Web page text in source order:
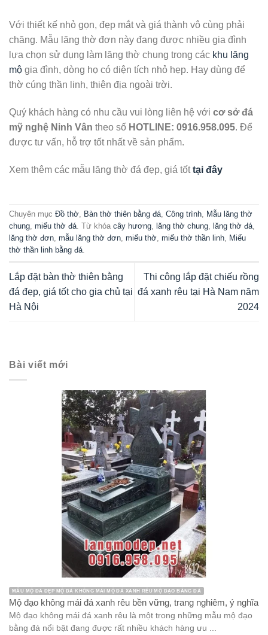
Với thiết kế nhỏ gọn, đẹp mắt và giá thành vô cùng phải
chăng. Mẫu lăng thờ đơn này đang được nhiều gia đình
lựa chọn sử dụng làm lăng thờ chung trong các khu lăng
mộ gia đình, dòng họ có diện tích nhỏ hẹp. Hay dùng để
thờ cúng thần linh, thiên địa ngoài trời.
Quý khách hàng có nhu cầu vui lòng liên hệ với cơ sở đá
mỹ nghệ Ninh Vân theo số HOTLINE: 0916.958.095. Để
được tư vấn, hỗ trợ tốt nhất về sản phẩm.
Xem thêm các mẫu lăng thờ đá đẹp, giá tốttại đây
Chuyên mục Đồ thờ, Bàn thờ thiên bằng đá, Công trình, Mẫu lăng thờ
chung, miếu thờ đá. Từ khóa cây hương, lăng thờ chung, lăng thờ đá,
lăng thờ đơn, mẫu lăng thờ đơn, miếu thờ, miếu thờ thần linh, Miếu
thờ thần linh bằng đá.
Lắp đặt bàn thờ thiên bằng
đá đẹp, giá tốt cho gia chủ tại
Hà Nội
Thi công lắp đặt chiếu rồng
đá xanh rêu tại Hà Nam năm
2024
Bài viết mới
MẪU MỘ ĐÁ ĐẸP MỘ ĐÁ KHÔNG MÁI MỘ ĐÁ XANH RÊU MỘ ĐẠO BẰNG ĐÁ
Mộ đạo không mái đá xanh rêu bền vững, trang nghiêm, ý nghĩa
Mộ đạo không mái đá xanh rêu là một trong những mẫu mộ đạo
bằng đá nổi bật đang được rất nhiều khách hàng ưu ...